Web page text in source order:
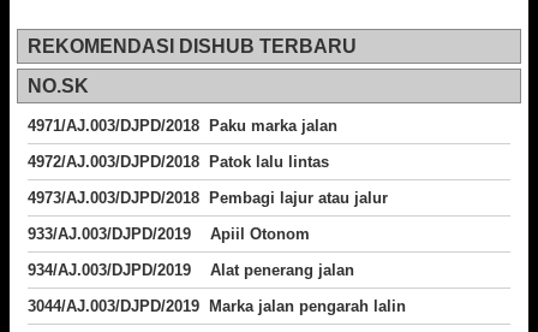
REKOMENDASI DISHUB TERBARU
NO.SK
4971/AJ.003/DJPD/2018 Paku marka jalan
4972/AJ.003/DJPD/2018 Patok lalu lintas
4973/AJ.003/DJPD/2018
Pembagi lajur atau jalur
933/AJ.003/DJPD/2019 Apiil Otonom
934/AJ.003/DJPD/2019 Alat penerang jalan
3044/AJ.003/DJPD/2019 Marka jalan pengarah lalin